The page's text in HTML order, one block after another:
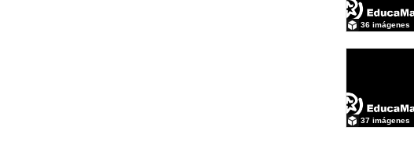
36 imágenes
37 imágenes